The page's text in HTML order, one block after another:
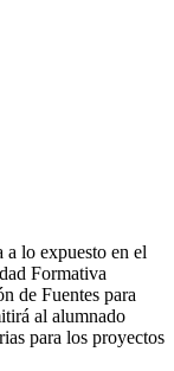
a lo expuesto en el
Formativa
de Fuentes para
al alumnado
para los proyectos